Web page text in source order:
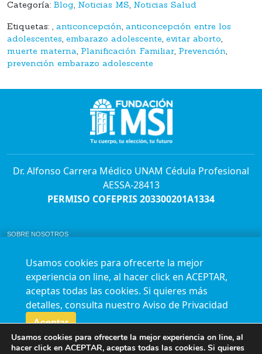
Categoría: Blog, Noticias MS, Noticias Salud
Etiquetas: , anticoncepción, anticoncepción entre los
adolescentes, embarazo adolescente, evitar aborto,
muerte materna, Planificación Familiar, Prevención,
prevención embarazo adolescente
Dr. Alfonso Carrera Médico UNAM Cédula Profesional
AESSA-28413
PERMISO COFEPRIS 203300201A1334
SOBRE NOSOTROS
AVISO DE PRIVACIDAD
Horario de atención para citas e informes:
Lunes a sábado de 7:00am a 9:00pm
Agenda en línea
24/7 aquí
Síguenos en nuestras redes
Usamos cookies para ofrecerte la mejor
experiencia on line, al hacer click en ACEPTAR,
aceptas todas las cookies. Si quieres más
detalles, consulta nuestro Aviso de Privacidad
Aceptar
Usamos cookies para ofrecerte la mejor experiencia on line, al
hacer click en ACEPTAR, aceptas todas las cookies. Si quieres